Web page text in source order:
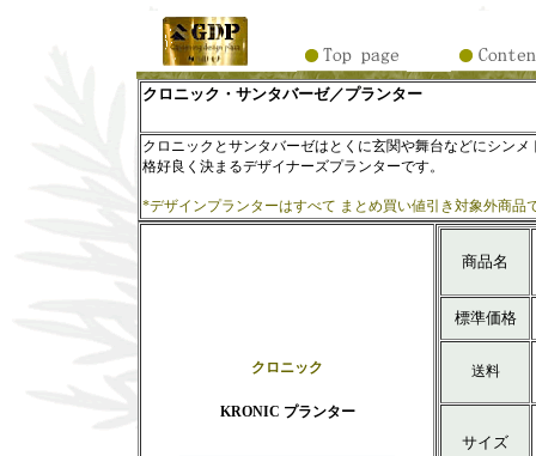
クロニック・サンタバーゼ／プランター
クロニックとサンタバーゼはとくに玄関や舞台などにシンメ
格好良く決まるデザイナーズプランターです。
*デザインプランターはすべて まとめ買い値引き対象外商品
クロニック
KRONIC プランター
商品名
標準価格
送料
サイズ